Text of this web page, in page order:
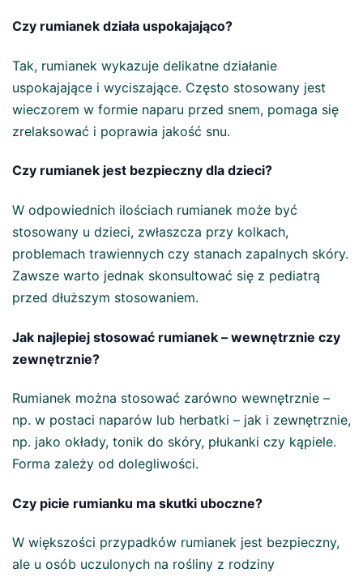
Czy rumianek działa uspokajająco?
Tak, rumianek wykazuje delikatne działanie
uspokajające i wyciszające. Często stosowany jest
wieczorem w formie naparu przed snem, pomaga się
zrelaksować i poprawia jakość snu.
Czy rumianek jest bezpieczny dla dzieci?
W odpowiednich ilościach rumianek może być
stosowany u dzieci, zwłaszcza przy kolkach,
problemach trawiennych czy stanach zapalnych skóry.
Zawsze warto jednak skonsultować się z pediatrą
przed dłuższym stosowaniem.
Jak najlepiej stosować rumianek – wewnętrznie czy
zewnętrznie?
Rumianek można stosować zarówno wewnętrznie –
np. w postaci naparów lub herbatki – jak i zewnętrznie,
np. jako okłady, tonik do skóry, płukanki czy kąpiele.
Forma zależy od dolegliwości.
Czy picie rumianku ma skutki uboczne?
W większości przypadków rumianek jest bezpieczny,
ale u osób uczulonych na rośliny z rodziny